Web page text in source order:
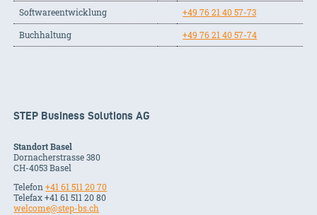
Softwareentwicklung
+49 76 21 40 57-73
Buchhaltung
+49 76 21 40 57-74
STEP Business Solutions AG
Standort Basel
Dornacherstrasse 380
CH-4053Basel
Telefon+41 61 511 20 70
Telefax +41 61 511 20 80
welcome@step-bs.ch